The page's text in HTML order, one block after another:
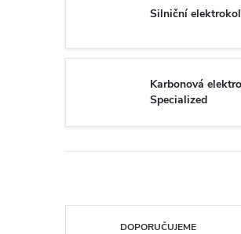
Silniční
Karbonová
Specialized
DOPORUČUJEME